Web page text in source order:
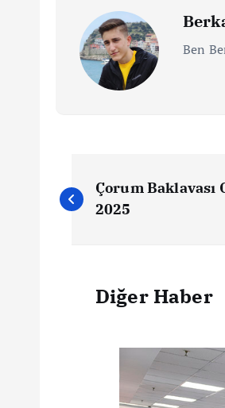
Ben
Çorum Baklavası
2025
Diğer Haber